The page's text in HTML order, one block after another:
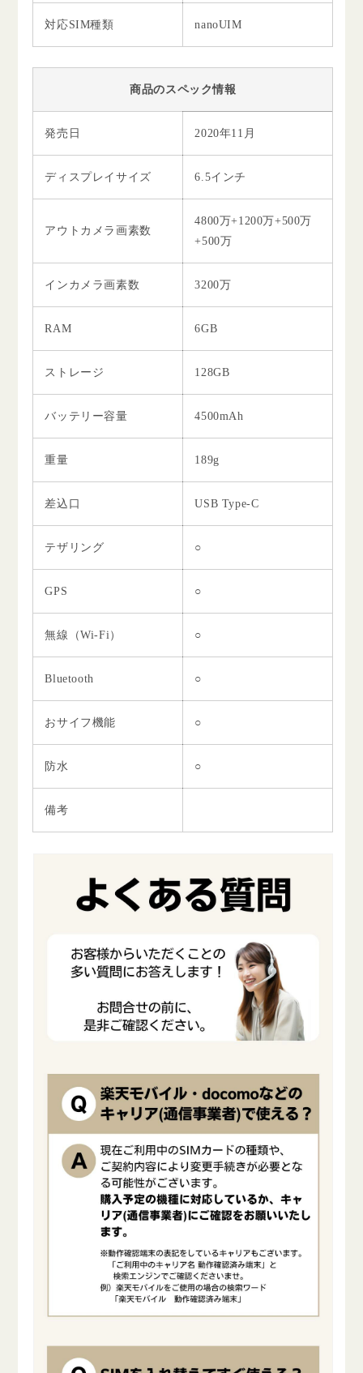
対応SIM種類 nanoUIM
商品のスペック情報
発売日 2020年11月
ディスプレイサイズ 6.5インチ
アウトカメラ画素数
4800万+1200万+500万
+500万
インカメラ画素数 3200万
RAM 6GB
ストレージ 128GB
バッテリー容量 4500mAh
重量 189g
差込口 USB Type-C
テザリング ○
GPS ○
無線（Wi-Fi） ○
Bluetooth ○
おサイフ機能 ○
防水 ○
備考